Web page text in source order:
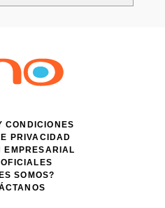
CONDICIONES
PRIVACIDAD
EMPRESARIAL
SOMOS?